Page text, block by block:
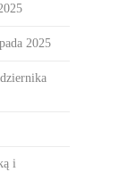
2025
i